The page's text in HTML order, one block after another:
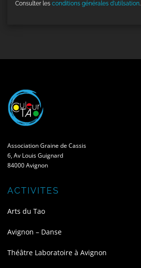
Consulter les conditions générales d'utilsation.
Association Graine de Cassis
6, Av Louis Guignard
84000 Avignon
ACTIVITES
Arts du Tao
Avignon – Danse
Théâtre Laboratoire à Avignon